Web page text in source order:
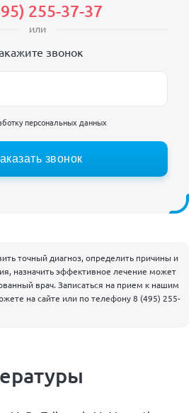
255-37-37
или
звонок
персональных данных
звонок
точный диагноз, определить причины и
назначить эффективное лечение может
врач. Записаться на прием к нашим
на сайте или по телефону8 (495) 255-